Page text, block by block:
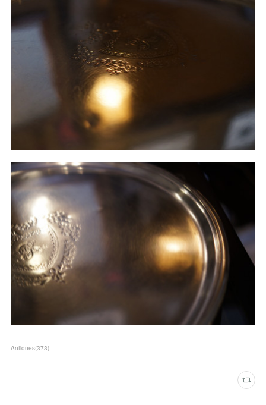
Antiques(373)